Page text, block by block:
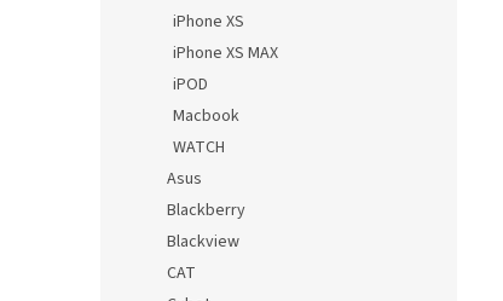
iPhone XS
iPhone XS MAX
iPOD
Macbook
WATCH
Asus
Blackberry
Blackview
CAT